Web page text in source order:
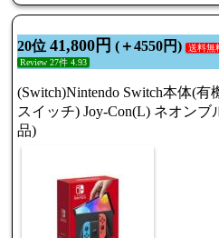
20位 41,800円 (＋4550円) 送料無
Review 27件 4.93
(Switch)Nintendo Switch本体(
スイッチ) Joy-Con(L) ネオン
品)